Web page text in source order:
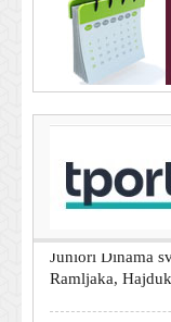
T-portal.hr
je, izbjegao je
Juniori Dinama
Ramljaka,
Osijek